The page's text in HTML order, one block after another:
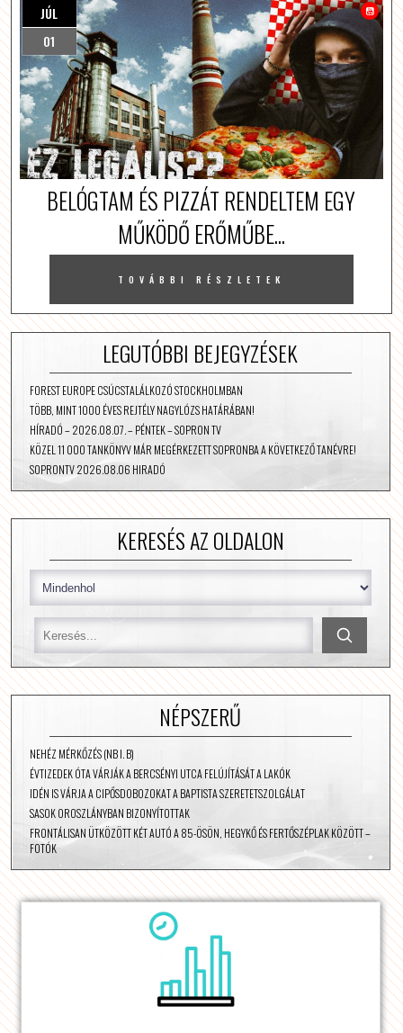
JÚL
01
BELÓGTAM ÉS PIZZÁT RENDELTEM EGY
MŰKÖDŐ ERŐMŰBE...
TOVÁBBI RÉSZLETEK
LEGUTÓBBI BEJEGYZÉSEK
FOREST EUROPE CSÚCSTALÁLKOZÓ STOCKHOLMBAN
TÖBB, MINT 1000 ÉVES REJTÉLY NAGYLÓZS HATÁRÁBAN!
HÍRADÓ – 2026.08.07. – PÉNTEK – SOPRON TV
KÖZEL 11 000 TANKÖNYV MÁR MEGÉRKEZETT SOPRONBA A KÖVETKEZŐ TANÉVRE!
SOPRONTV 2026.08.06 HIRADÓ
KERESÉS AZ OLDALON
NÉPSZERŰ
NEHÉZ MÉRKŐZÉS (NB I. B)
ÉVTIZEDEK ÓTA VÁRJÁK A BERCSÉNYI UTCA FELÚJÍTÁSÁT A LAKÓK
IDÉN IS VÁRJA A CIPŐSDOBOZOKAT A BAPTISTA SZERETETSZOLGÁLAT
SASOK OROSZLÁNYBAN BIZONYÍTOTTAK
FRONTÁLISAN ÜTKÖZÖTT KÉT AUTÓ A 85-ÖSÖN, HEGYKŐ ÉS FERTŐSZÉPLAK KÖZÖTT –
FOTÓK